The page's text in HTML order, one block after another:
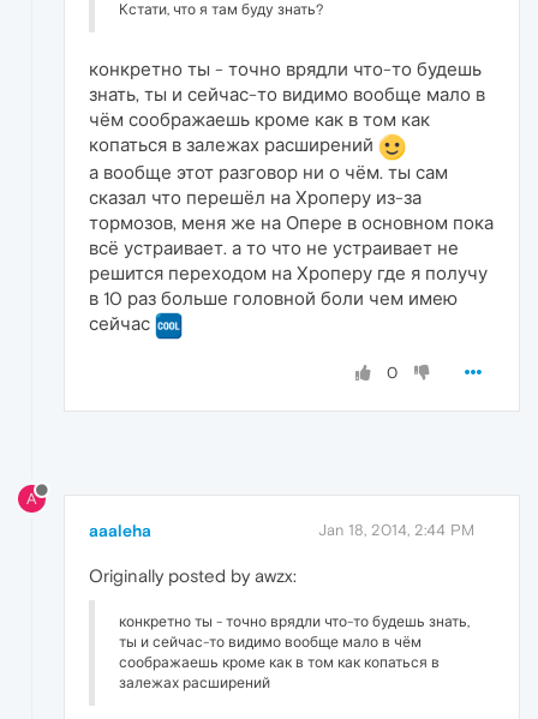
Кстати, что я там буду знать?
конкретно ты - точно врядли что-то будешь
знать, ты и сейчас-то видимо вообще мало в
чём соображаешь кроме как в том как
копаться в залежах расширений
а вообще этот разговор ни о чём. ты сам
сказал что перешёл на Хроперу из-за
тормозов, меня же на Опере в основном пока
всё устраивает. а то что не устраивает не
решится переходом на Хроперу где я получу
в 10 раз больше головной боли чем имею
сейчас
0
A
aaaleha Jan 18, 2014, 2:44 PM
Originally posted by awzx:
конкретно ты - точно врядли что-то будешь знать,
ты и сейчас-то видимо вообще мало в чём
соображаешь кроме как в том как копаться в
залежах расширений